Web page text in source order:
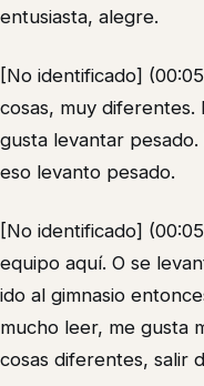
entusiasta, alegre.
[No identificado]
cosas, muy diferentes.
gusta levantar
eso levanto pesado.
[No identificado]
equipo aquí. O se
ido al gimnasio
mucho leer, me gusta
cosas diferentes, salir